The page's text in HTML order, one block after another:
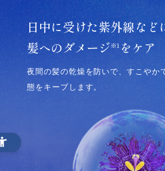
日中に受けた紫外線など
髪へのダメージ※1 をケア
夜間の髪の乾燥を防いで、すこやか
態をキープします。